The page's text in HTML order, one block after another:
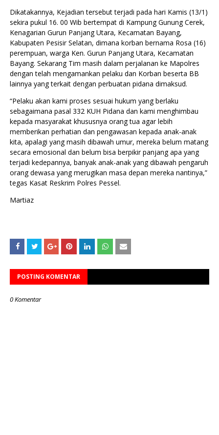
Dikatakannya, Kejadian tersebut terjadi pada hari Kamis (13/1)
sekira pukul 16. 00 Wib bertempat di Kampung Gunung Cerek,
Kenagarian Gurun Panjang Utara, Kecamatan Bayang,
Kabupaten Pesisir Selatan, dimana korban bernama Rosa (16)
perempuan, warga Ken. Gurun Panjang Utara, Kecamatan
Bayang. Sekarang Tim masih dalam perjalanan ke Mapolres
dengan telah mengamankan pelaku dan Korban beserta BB
lainnya yang terkait dengan perbuatan pidana dimaksud.
“Pelaku akan kami proses sesuai hukum yang berlaku
sebagaimana pasal 332 KUH Pidana dan kami menghimbau
kepada masyarakat khususnya orang tua agar lebih
memberikan perhatian dan pengawasan kepada anak-anak
kita, apalagi yang masih dibawah umur, mereka belum matang
secara emosional dan belum bisa berpikir panjang apa yang
terjadi kedepannya, banyak anak-anak yang dibawah pengaruh
orang dewasa yang merugikan masa depan mereka nantinya,”
tegas Kasat Reskrim Polres Pessel.
Martiaz
POSTING KOMENTAR
0 Komentar